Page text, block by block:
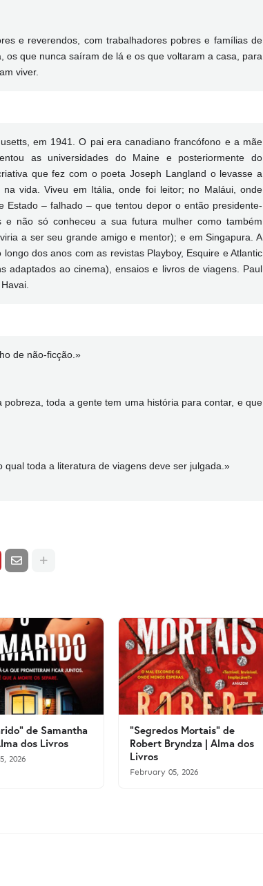
e reverendos, com trabalhadores pobres e famílias de
os que nunca saíram de lá e os que voltaram a casa, para
viver.
em 1941. O pai era canadiano francófono e a mãe
as universidades do Maine e posteriormente do
que fez com o poeta Joseph Langland o levasse a
vida. Viveu em Itália, onde foi leitor; no Maláui, onde
Estado – falhado – que tentou depor o então presidente-
não só conheceu a sua futura mulher como também
a ser seu grande amigo e mentor); e em Singapura. A
dos anos com as revistas Playboy, Esquire e Atlantic
adaptados ao cinema), ensaios e livros de viagens. Paul
de não-ficção.»
toda a gente tem uma história para contar, e que
toda a literatura de viagens deve ser julgada.»
de Samantha
dos Livros
2026
"Segredos Mortais" de
Robert Bryndza | Alma dos
Livros
February 05, 2026